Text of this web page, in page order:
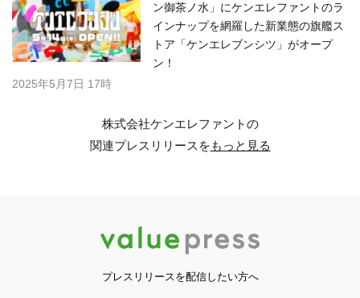
ン御茶ノ水」にケンエレファントのラ
インナップを網羅した新業態の旗艦ス
トア「ケンエレブンシツ」がオープ
ン！
2025年5月7日 17時
株式会社ケンエレファントの
関連プレスリリースをもっと見る
プレスリリースを配信したい方へ